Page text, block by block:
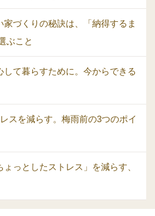
家づくりの秘訣は、「納得するま
ぶこと
して暮らすために。今からできる
スを減らす。梅雨前の3つのポイ
ょっとしたストレス」を減らす、